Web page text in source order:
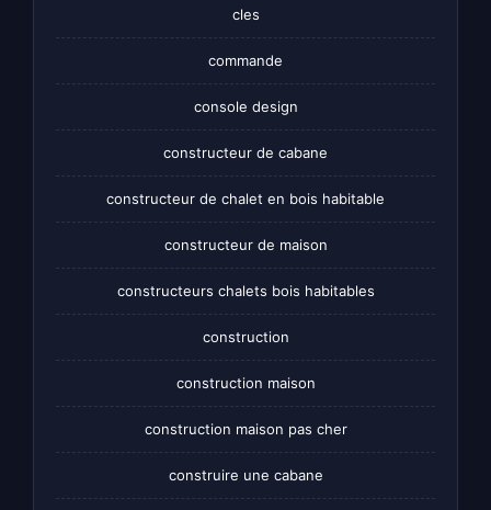
cles
commande
console design
constructeur de cabane
constructeur de chalet en bois habitable
constructeur de maison
constructeurs chalets bois habitables
construction
construction maison
construction maison pas cher
construire une cabane